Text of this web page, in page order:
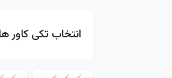
انتخاب تکی کاور